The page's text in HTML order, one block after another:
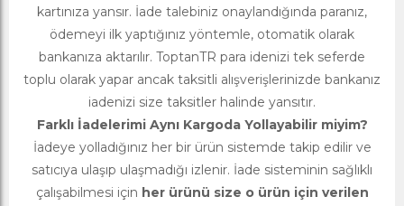
kartınıza yansır. İade talebiniz onaylandığında paranız,
ödemeyi ilk yaptığınız yöntemle, otomatik olarak
bankanıza aktarılır. ToptanTR para idenizi tek seferde
toplu olarak yapar ancak taksitli alışverişlerinizde bankanız
iadenizi size taksitler halinde yansıtır.
Farklı İadelerimi Aynı Kargoda Yollayabilir miyim?
İadeye yolladığınız her bir ürün sistemde takip edilir ve
satıcıya ulaşıp ulaşmadığı izlenir. İade sisteminin sağlıklı
çalışabilmesi için her ürünü size o ürün için verilen